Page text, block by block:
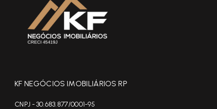
KF NEGÓCIOS IMOBILIÁRIOS RP
CNPJ - 30.683.877/0001-95